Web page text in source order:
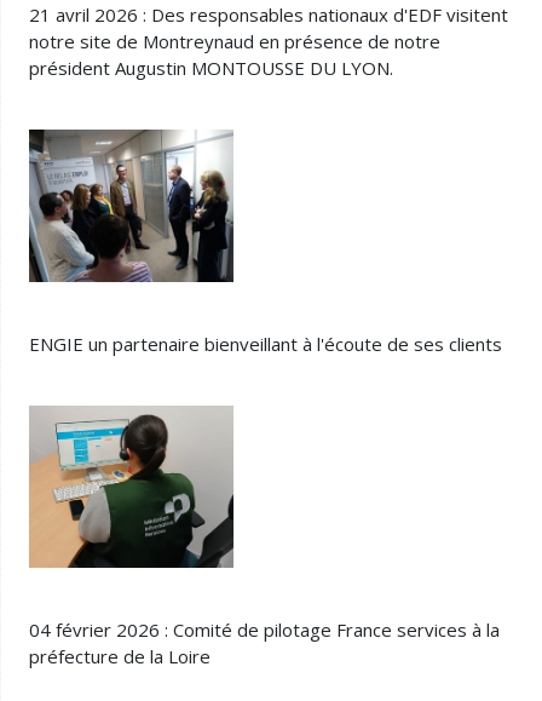
21 avril 2026 : Des responsables nationaux d'EDF visitent
notre site de Montreynaud en présence de notre
président Augustin MONTOUSSE DU LYON.
ENGIE un partenaire bienveillant à l'écoute de ses clients
04 février 2026 : Comité de pilotage France services à la
préfecture de la Loire